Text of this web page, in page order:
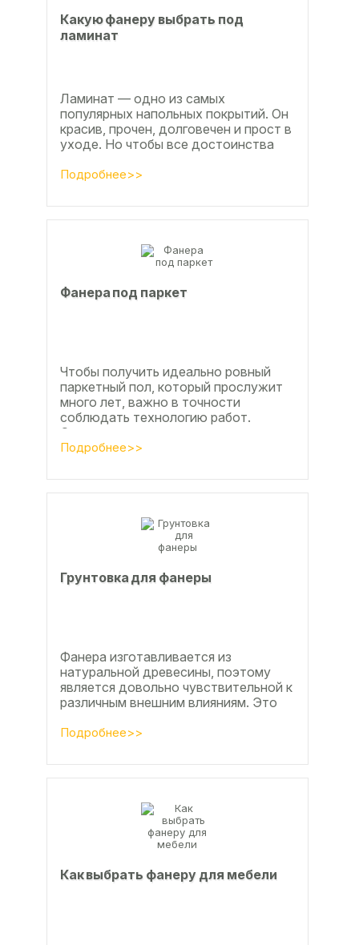
Какую фанеру выбрать под
ламинат
Ламинат — одно из самых
популярных напольных покрытий. Он
красив, прочен, долговечен и прост в
уходе. Но чтобы все достоинства
раскрылись, важно...
Подробнее>>
Фанера под паркет
Чтобы получить идеально ровный
паркетный пол, который прослужит
много лет, важно в точности
соблюдать технологию работ.
Сегодня одним из самых простых и
эффективных методов считается...
Подробнее>>
Грунтовка для фанеры
Фанера изготавливается из
натуральной древесины, поэтому
является довольно чувствительной к
различным внешним влияниям. Это
расширении, растрескивании,...
Подробнее>>
Как выбрать фанеру для мебели